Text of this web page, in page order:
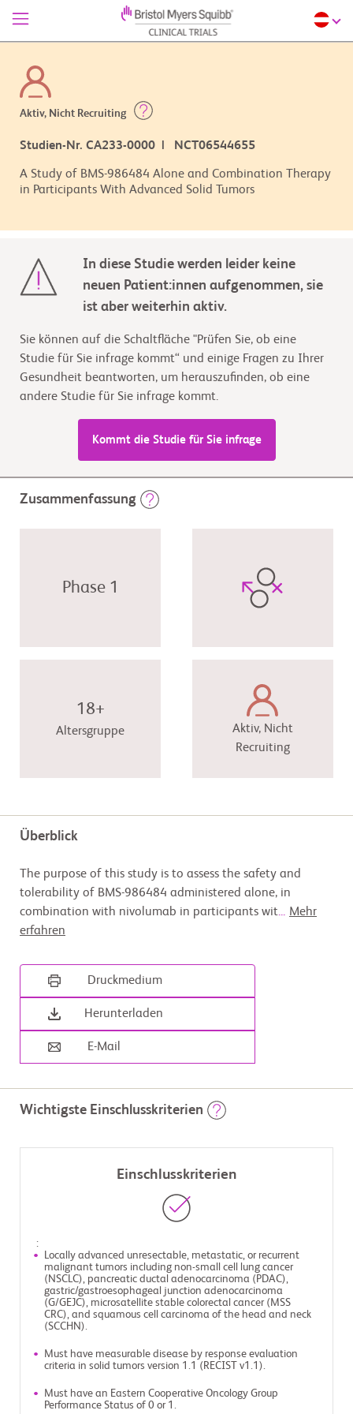
Aktiv, Nicht Recruiting
Studien-Nr. CA233-0000 | NCT06544655
A Study of BMS-986484 Alone and Combination Therapy
in Participants With Advanced Solid Tumors
In diese Studie werden leider keine
neuen Patient:innen aufgenommen, sie
ist aber weiterhin aktiv.
Sie können auf die Schaltfläche "Prüfen Sie, ob eine
Studie für Sie infrage kommt“ und einige Fragen zu Ihrer
Gesundheit beantworten, um herauszufinden, ob eine
andere Studie für Sie infrage kommt.
Kommt die Studie für Sie infrage
Zusammenfassung
Phase 1
18+
Altersgruppe
Aktiv, Nicht
Recruiting
Überblick
The purpose of this study is to assess the safety and
tolerability of BMS-986484 administered alone, in
combination with nivolumab in participants wit... Mehr
erfahren
Druckmedium
Herunterladen
E-Mail
Wichtigste Einschlusskriterien
Einschlusskriterien
:
Locally advanced unresectable, metastatic, or recurrent
malignant tumors including non-small cell lung cancer
(NSCLC), pancreatic ductal adenocarcinoma (PDAC),
gastric/gastroesophageal junction adenocarcinoma
(G/GEJC), microsatellite stable colorectal cancer (MSS
CRC), and squamous cell carcinoma of the head and neck
(SCCHN).
Must have measurable disease by response evaluation
criteria in solid tumors version 1.1 (RECIST v1.1).
Must have an Eastern Cooperative Oncology Group
Performance Status of 0 or 1.